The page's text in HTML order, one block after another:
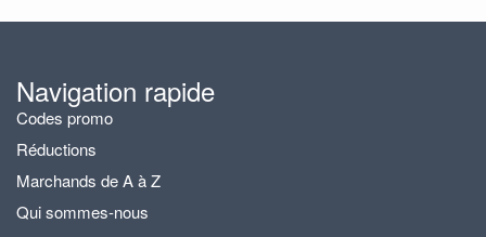
Navigation rapide
Codes promo
Réductions
Marchands de A à Z
Qui sommes-nous